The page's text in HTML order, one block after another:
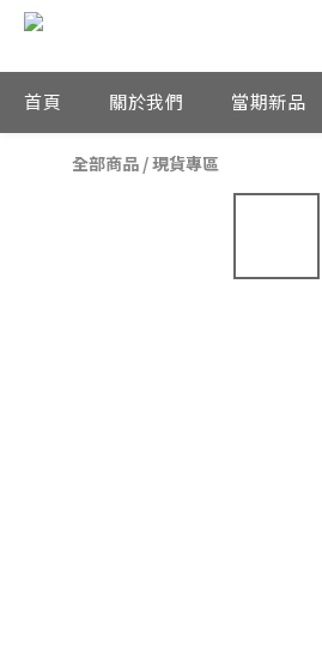
首頁 關於我們 當期新品
全部商品 /現貨專區